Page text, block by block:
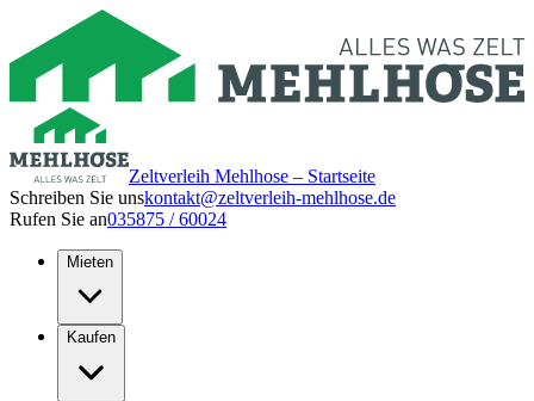
Zeltverleih Mehlhose – Startseite
Schreiben Sie unskontakt@zeltverleih-mehlhose.de
Rufen Sie an035875 / 60024
Mieten
Kaufen